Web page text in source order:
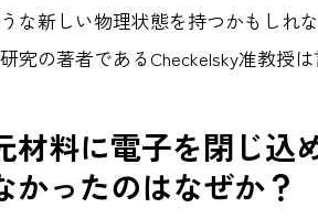
な新しい物理状態を持つかもしれ
究の著者であるCheckelsky准教授は
材料に電子を閉じ込
かったのはなぜか？